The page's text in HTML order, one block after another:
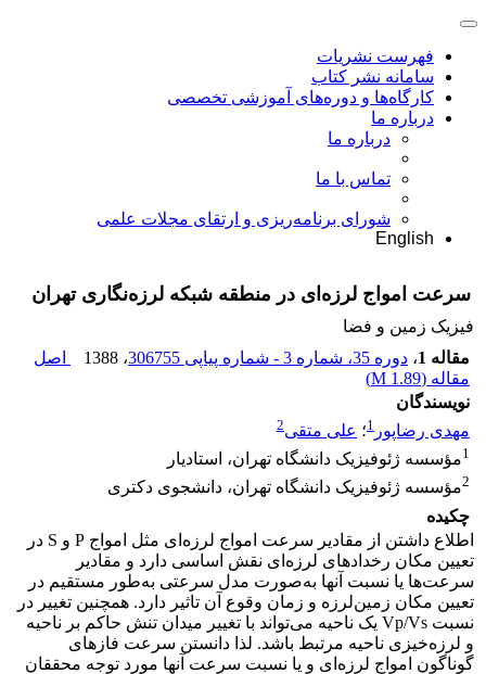
فهرست نشریات
سامانه نشر کتاب
کارگاه‌ها و دوره‌های آموزشی تخصصی
درباره ما
درباره ما
تماس با ما
شورای برنامه‌ریزی و ارتقای مجلات علمی
English
سرعت امواج لرزه‌ای در منطقه شبکه لرزه‌نگاری تهران
فیزیک زمین و فضا
مقاله 1
، دوره 35، شماره 3 - شماره پیاپی 306755 ، 1388
اصل
مقاله (1.89 M
)
نویسندگان
مهدی رضاپور 1؛ علی متقی2
1مؤسسه ژئوفیزیک دانشگاه تهران، استادیار
2مؤسسه ژئوفیزیک دانشگاه تهران، دانشجوی دکتری
چکیده
اطلاع داشتن از مقادیر سرعت امواج لرزه‌ای مثل امواج P و S در
تعیین مکان رخدادهای لرزه‌ای نقش اساسی دارد و مقادیر
سرعت‌ها یا نسبت آنها به‌صورت مدل سرعتی به‌طور مستقیم در
تعیین مکان زمین‌لرزه و زمان وقوع آن تاثیر دارد. همچنین تغییر در
نسبت Vp/Vs یک ناحیه می‌تواند با تغییر میدان تنش حاکم بر ناحیه
و لرزه‌خیزی ناحیه مرتبط باشد. لذا دانستن سرعت فازهای
گوناگون امواج لرزه‌ای و یا نسبت سرعت آنها مورد توجه محققان